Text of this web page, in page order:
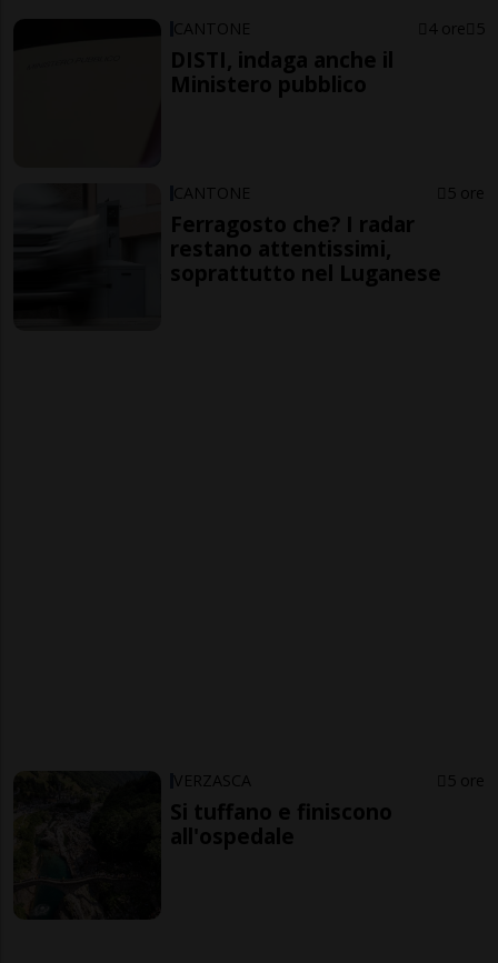
CANTONE 4 ore 5
DISTI, indaga anche il
Ministero pubblico
CANTONE 5 ore
Ferragosto che? I radar
restano attentissimi,
soprattutto nel Luganese
VERZASCA 5 ore
Si tuffano e finiscono
all'ospedale